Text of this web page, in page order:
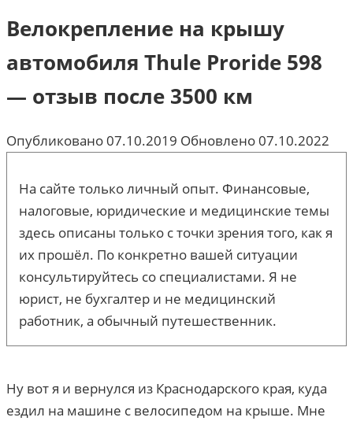
Велокрепление на крышу
автомобиля Thule Proride 598
— отзыв после 3500 км
Опубликовано07.10.2019 Обновлено07.10.2022
На сайте только личный опыт. Финансовые,
налоговые, юридические и медицинские темы
здесь описаны только с точки зрения того, как я
их прошёл. По конкретно вашей ситуации
консультируйтесь со специалистами. Я не
юрист, не бухгалтер и не медицинский
работник, а обычный путешественник.
Ну вот я и вернулся из Краснодарского края, куда
ездил на машине с велосипедом на крыше. Мне